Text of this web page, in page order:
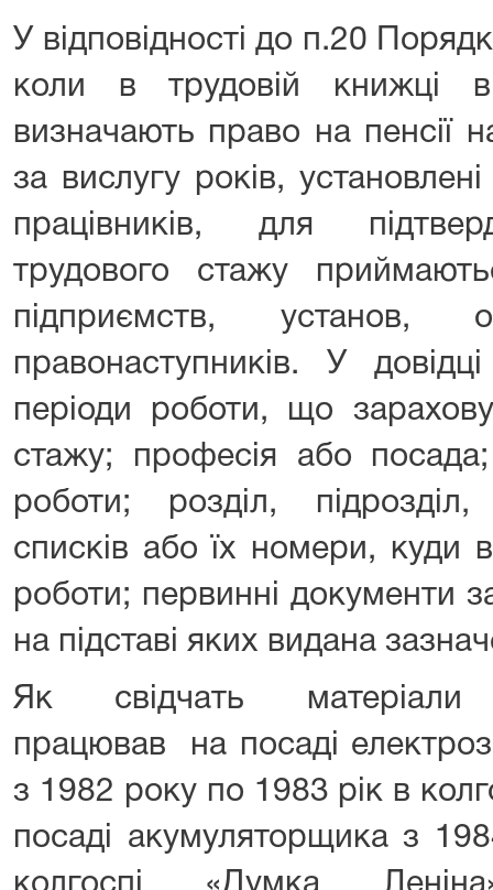
У відповідності до п.20
коли в трудовій книжці
визначають право на пенсії
за вислугу років,
працівників, для
трудового стажу
підприємств, установ,
правонаступників. У
періоди роботи, що
стажу; професія або
роботи; розділ,
списків або їх номери, куди
роботи; первинні документи
на підставі яких видана
Як свідчать
працював
на посаді
з 1982 року по 1983 рік в
посаді акумуляторщика з